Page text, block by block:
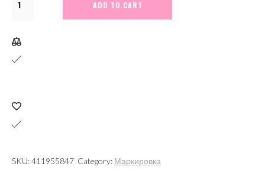
РА-02003
диаметр
провода
3мм
ADD TO CART
SKU:411955847 Category: Маркировка